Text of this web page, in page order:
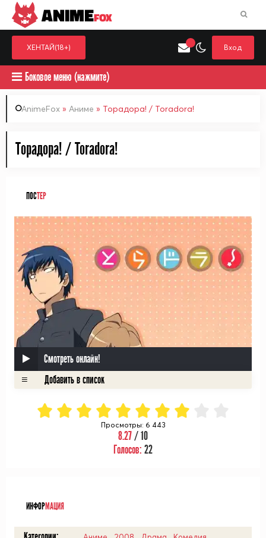
Выберите одну категорию для поиска
ANIMEFOX
ХЕНТАЙ(18+) Вход
Боковое меню (нажмите)
AnimeFox » Аниме » Торадора! / Toradora!
Торадора! / Toradora!
ПОСТЕР
Смотреть онлайн!
Просмотры: 6 443
8.27/ 10
Голосов: 22
ИНФОРМАЦИЯ